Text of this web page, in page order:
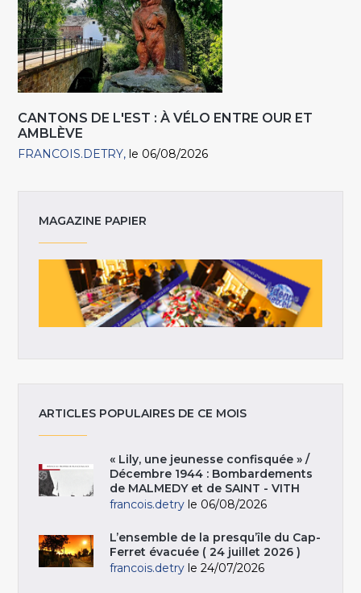
CANTONS DE L'EST : À VÉLO ENTRE OUR ET
AMBLÈVE
FRANCOIS.DETRY le 06/08/2026
MAGAZINE PAPIER
ARTICLES POPULAIRES DE CE MOIS
« Lily, une jeunesse confisquée » /
Décembre 1944 : Bombardements
de MALMEDY et de SAINT - VITH
francois.detry le 06/08/2026
L’ensemble de la presqu’île du Cap-
Ferret évacuée ( 24 juillet 2026 )
francois.detry le 24/07/2026